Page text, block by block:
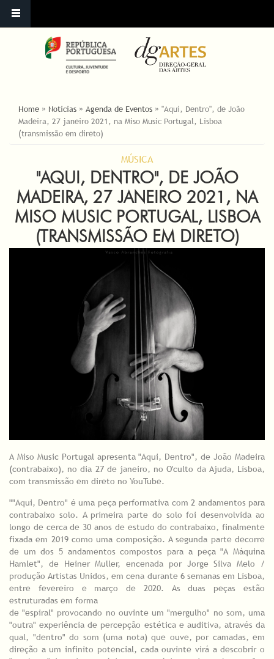
ESTÁ AQUI
Home » Noticias » Agenda de Eventos » "Aqui, Dentro", de João
Madeira, 27 janeiro 2021, na Miso Music Portugal, Lisboa
(transmissão em direto)
MÚSICA
"AQUI, DENTRO", DE JOÃO
MADEIRA, 27 JANEIRO 2021, NA
MISO MUSIC PORTUGAL, LISBOA
(TRANSMISSÃO EM DIRETO)
A Miso Music Portugal apresenta "Aqui, Dentro", de João Madeira
(contrabaixo), no dia 27 de janeiro, no O'culto da Ajuda, Lisboa,
com transmissão em direto no YouTube.
""Aqui, Dentro" é uma peça performativa com 2 andamentos para
contrabaixo solo. A primeira parte do solo foi desenvolvida ao
longo de cerca de 30 anos de estudo do contrabaixo, finalmente
fixada em 2019 como uma composição. A segunda parte decorre
de um dos 5 andamentos compostos para a peça "A Máquina
Hamlet", de Heiner Muller, encenada por Jorge Silva Melo /
produção Artistas Unidos, em cena durante 6 semanas em Lisboa,
entre fevereiro e março de 2020. As duas peças estão
estruturadas em forma
de "espiral" provocando no ouvinte um "mergulho" no som, uma
"outra" experiência de percepção estética e auditiva, através da
qual, "dentro" do som (uma nota) que ouve, por camadas, em
direção a um infinito potencial, cada ouvinte virá a descobrir o